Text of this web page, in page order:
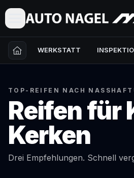
WERKSTATT
TOP-REIFEN NACH
Reifen für
Kerken
Drei Empfehlungen. Schnell